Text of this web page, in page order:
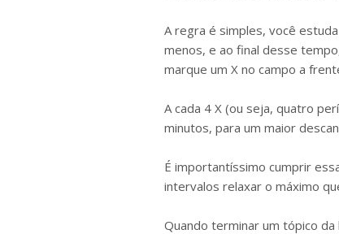
A regra é simples, você
menos, e ao final desse
marque um X no campo a
A cada 4 X (ou seja, quatro
minutos, para um maior
É importantíssimo cumprir
intervalos relaxar o máximo
Quando terminar um tópico